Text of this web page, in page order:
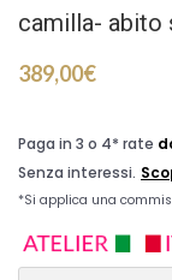
camilla- abito
389,00€